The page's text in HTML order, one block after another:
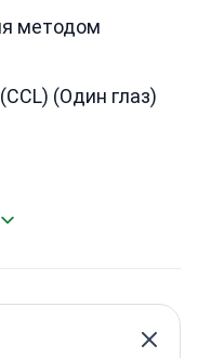
методом
(Один глаз)